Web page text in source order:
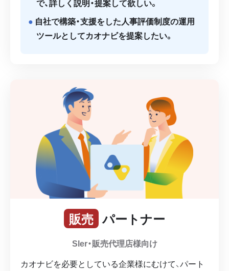
自社で構築・支援をした人事評価制度の運用
ツールとしてカオナビを提案したい。
販売 パートナー
Sler・販売代理店様向け
カオナビを必要としている企業様にむけて、パート